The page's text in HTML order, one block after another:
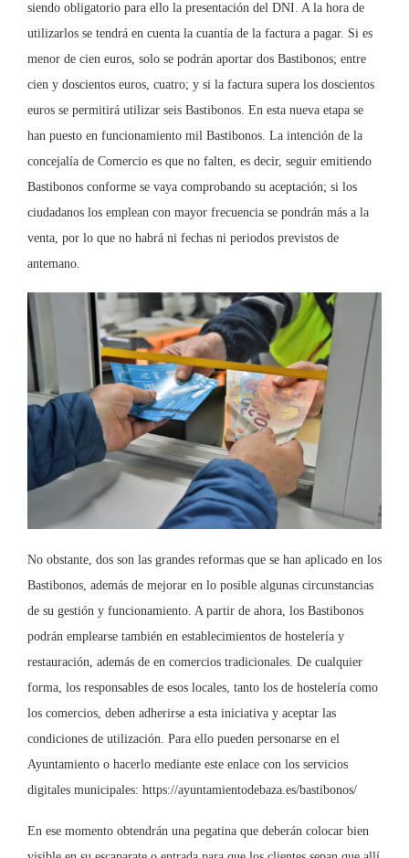
siendo obligatorio para ello la presentación del DNI. A la hora de
utilizarlos se tendrá en cuenta la cuantía de la factura a pagar. Si es
menor de cien euros, solo se podrán aportar dos Bastibonos; entre
cien y doscientos euros, cuatro; y si la factura supera los doscientos
euros se permitirá utilizar seis Bastibonos. En esta nueva etapa se
han puesto en funcionamiento mil Bastibonos. La intención de la
concejalía de Comercio es que no falten, es decir, seguir emitiendo
Bastibonos conforme se vaya comprobando su aceptación; si los
ciudadanos los emplean con mayor frecuencia se pondrán más a la
venta, por lo que no habrá ni fechas ni periodos previstos de
antemano.
No obstante, dos son las grandes reformas que se han aplicado en los
Bastibonos, además de mejorar en lo posible algunas circunstancias
de su gestión y funcionamiento. A partir de ahora, los Bastibonos
podrán emplearse también en establecimientos de hostelería y
restauración, además de en comercios tradicionales. De cualquier
forma, los responsables de esos locales, tanto los de hostelería como
los comercios, deben adherirse a esta iniciativa y aceptar las
condiciones de utilización. Para ello pueden personarse en el
Ayuntamiento o hacerlo mediante este enlace con los servicios
digitales municipales: https://ayuntamientodebaza.es/bastibonos/
En ese momento obtendrán una pegatina que deberán colocar bien